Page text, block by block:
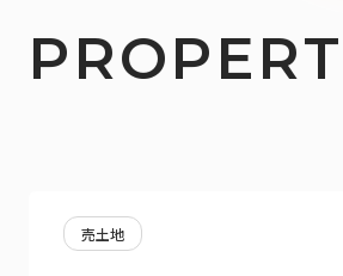
売土地